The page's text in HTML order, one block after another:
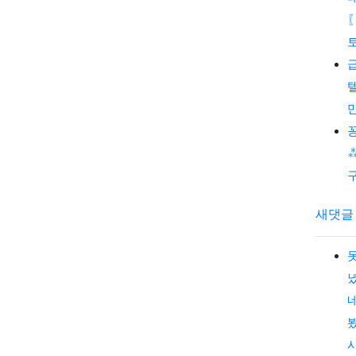
새댓글